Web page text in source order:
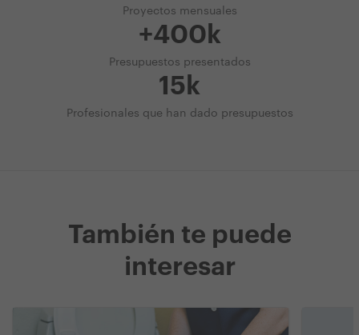
Proyectos mensuales
+400k
Presupuestos presentados
15k
Profesionales que han dado presupuestos
También te puede
interesar